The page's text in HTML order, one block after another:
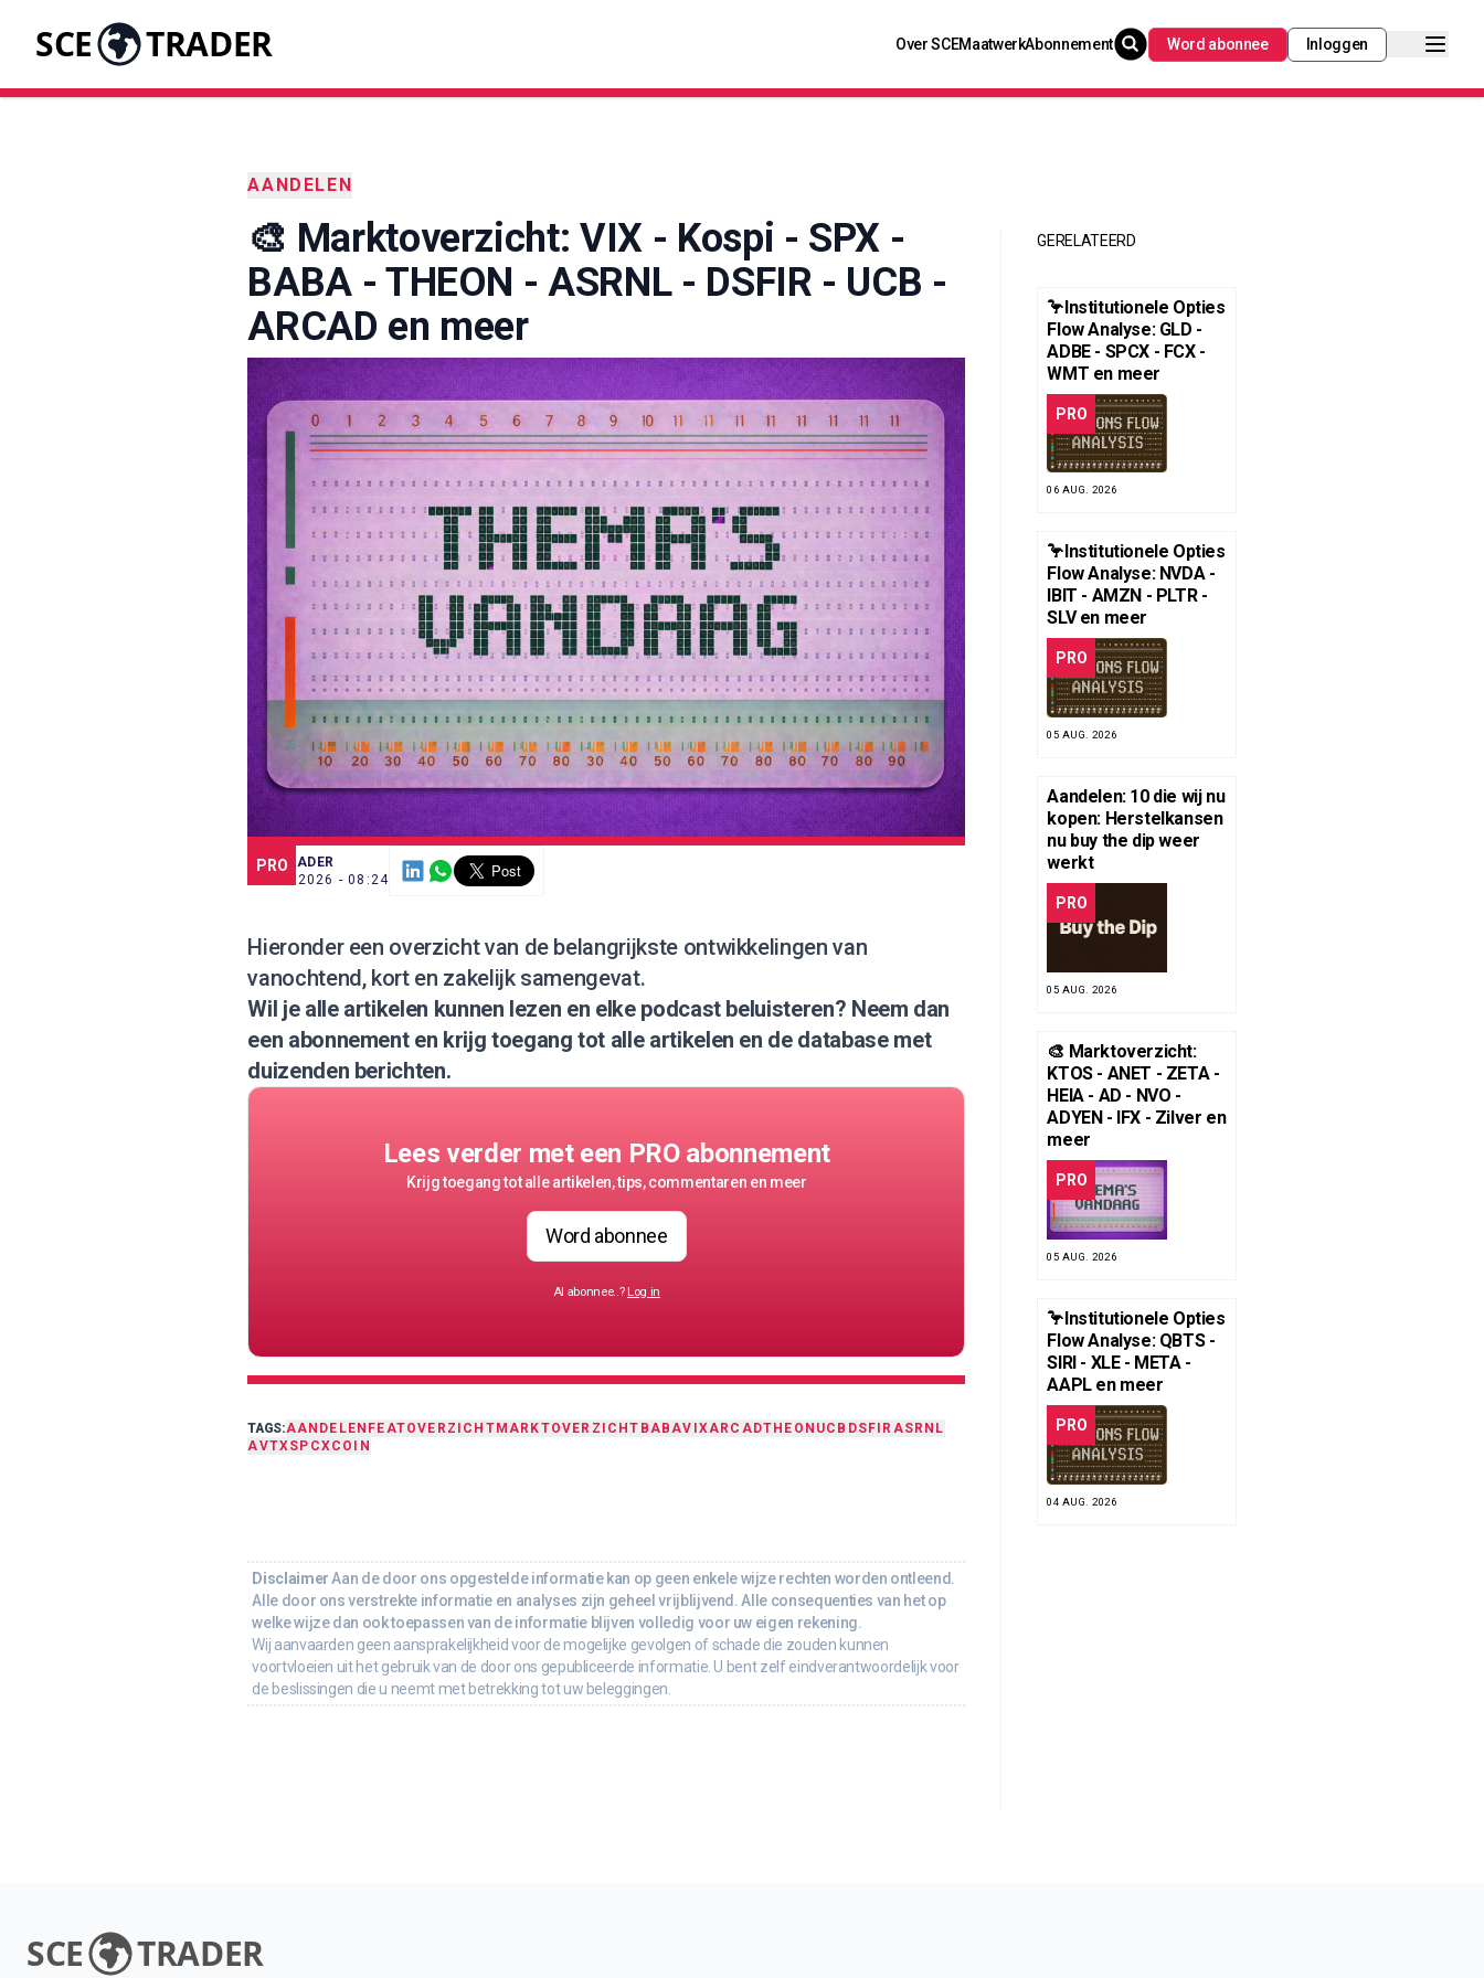
SCE TRADER Over SCEMaatwerkAbonnement Word abonnee Inloggen
AANDELEN
🎨 Marktoverzicht: VIX - Kospi - SPX -
BABA - THEON - ASRNL - DSFIR - UCB -
ARCAD en meer
PRO
SCE TRADER
8 JUL. 2026 - 08:24
Hieronder een overzicht van de belangrijkste ontwikkelingen van
vanochtend, kort en zakelijk samengevat.
Wil je alle artikelen kunnen lezen en elke podcast beluisteren? Neem dan
een abonnementen krijg toegang tot alle artikelen en de database met
duizenden berichten.
Lees verder met een PRO abonnement
Krijg toegang tot alle artikelen, tips, commentaren en meer
Word abonnee
Al abonnee..? Log in
TAGS:AANDELEN FEATOVERZICHTMARKTOVERZICHT BABAVIXARCADTHEON UCB DSFIR ASRNL
AVTXSPCXCOIN
Disclaimer Aan de door ons opgestelde informatie kan op geen enkele wijze rechten worden ontleend.
Alle door ons verstrekte informatie en analyses zijn geheel vrijblijvend. Alle consequenties van het op
welke wijze dan ook toepassen van de informatie blijven volledig voor uw eigen rekening.
Wij aanvaarden geen aansprakelijkheid voor de mogelijke gevolgen of schade die zouden kunnen
voortvloeien uit het gebruik van de door ons gepubliceerde informatie. U bent zelf eindverantwoordelijk voor
de beslissingen die u neemt met betrekking tot uw beleggingen.
GERELATEERD
🦩Institutionele Opties
Flow Analyse: GLD -
ADBE - SPCX - FCX -
WMT en meer
PRO
06 AUG. 2026
🦩Institutionele Opties
Flow Analyse: NVDA -
IBIT - AMZN - PLTR -
SLV en meer
PRO
05 AUG. 2026
Aandelen: 10 die wij nu
kopen: Herstelkansen
nu buy the dip weer
werkt
PRO
05 AUG. 2026
🎨 Marktoverzicht:
KTOS - ANET - ZETA -
HEIA - AD - NVO -
ADYEN - IFX - Zilver en
meer
PRO
05 AUG. 2026
🦩Institutionele Opties
Flow Analyse: QBTS -
SIRI - XLE - META -
AAPL en meer
PRO
04 AUG. 2026
SCE TRADER